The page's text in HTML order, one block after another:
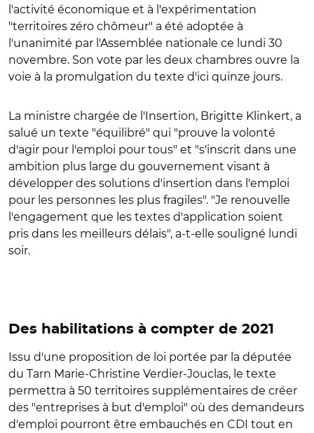
l'activité économique et à l'expérimentation
"territoires zéro chômeur" a été adoptée à
l'unanimité par l'Assemblée nationale ce lundi 30
novembre. Son vote par les deux chambres ouvre la
voie à la promulgation du texte d'ici quinze jours.
La ministre chargée de l'Insertion, Brigitte Klinkert, a
salué un texte "équilibré" qui "prouve la volonté
d'agir pour l'emploi pour tous" et "s'inscrit dans une
ambition plus large du gouvernement visant à
développer des solutions d'insertion dans l'emploi
pour les personnes les plus fragiles". "Je renouvelle
l'engagement que les textes d'application soient
pris dans les meilleurs délais", a-t-elle souligné lundi
soir.
Des habilitations à compter de 2021
Issu d'une proposition de loi portée par la députée
du Tarn Marie-Christine Verdier-Jouclas, le texte
permettra à 50 territoires supplémentaires de créer
des "entreprises à but d'emploi" où des demandeurs
d'emploi pourront être embauchés en CDI tout en